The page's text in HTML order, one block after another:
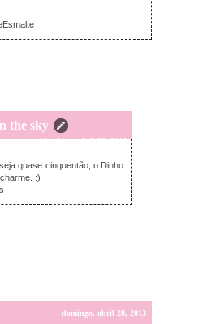
the sky
domingo, abril 28, 2013
quase cinquentão, o Dinho
:)
domingo, abril 28, 2013